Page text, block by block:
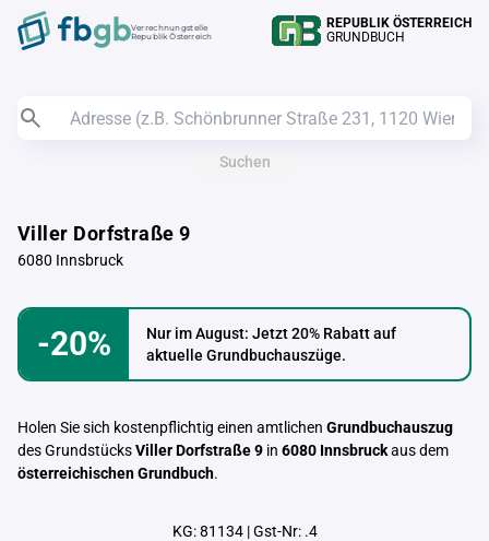
Verrechnungstelle
Republik Österreich
REPUBLIK ÖSTERREICH
GRUNDBUCH
Suchen
Viller Dorfstraße 9
6080 Innsbruck
-20%
Nur im August: Jetzt 20% Rabatt auf
aktuelle Grundbuchauszüge.
Holen Sie sich kostenpflichtig einen amtlichen Grundbuchauszug
des GrundstücksViller Dorfstraße 9 in 6080 Innsbruckaus dem
österreichischen Grundbuch.
KG: 81134|Gst-Nr: .4